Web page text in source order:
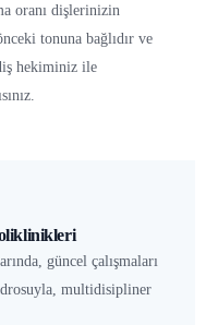
oranı dişlerinizin
tonuna bağlıdır ve
hekiminiz ile
güncel çalışmaları
multidisipliner